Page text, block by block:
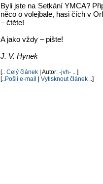
Byli jste na Setkání YMCA?
něco o volejbale, hasi čích v
– čtěte!
A jako vždy – pište!
J. V. Hynek
[.. Celý článek | Autor: -jvh- .. ]
[.. Pošli e-mail | Vytisknout článek ..]